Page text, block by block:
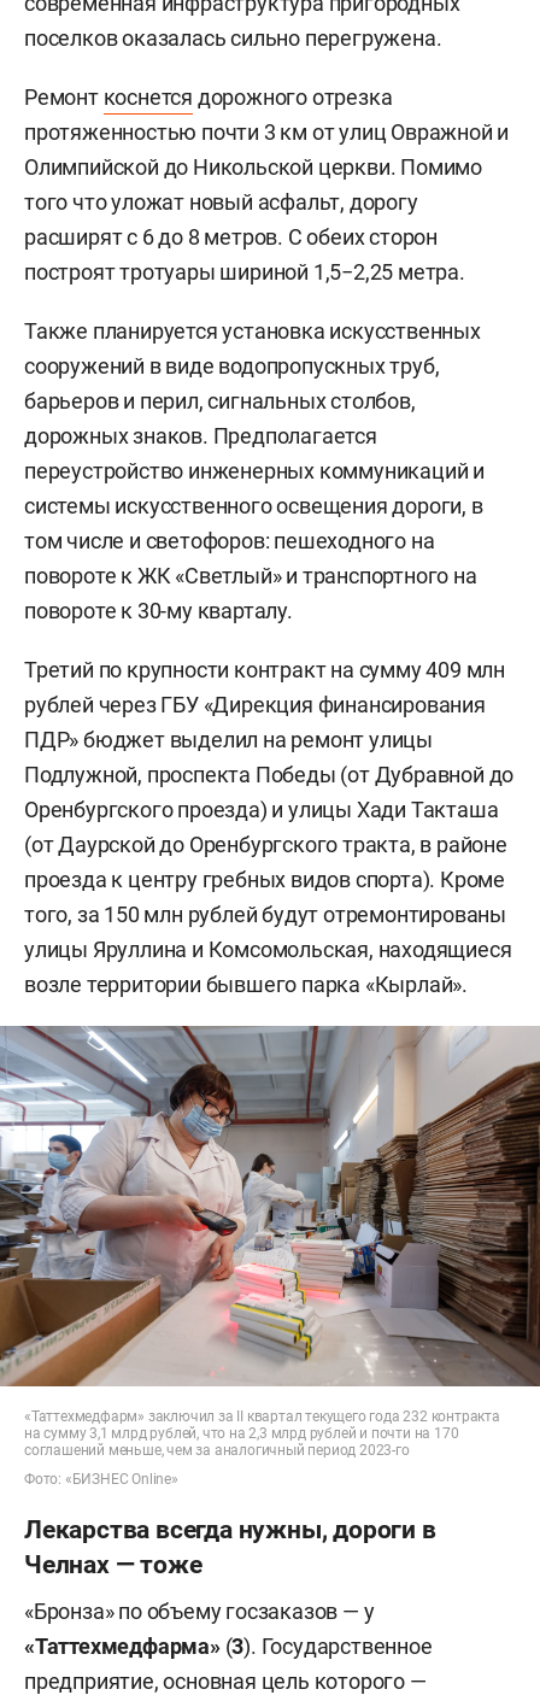
поселков оказалась сильно перегружена.
Ремонт коснется дорожного отрезка
протяженностью почти 3 км от улиц Овражной и
Олимпийской до Никольской церкви. Помимо
того что уложат новый асфальт, дорогу
расширят с 6 до 8 метров. С обеих сторон
построят тротуары шириной 1,5−2,25 метра.
Также планируется установка искусственных
сооружений в виде водопропускных труб,
барьеров и перил, сигнальных столбов,
дорожных знаков. Предполагается
переустройство инженерных коммуникаций и
системы искусственного освещения дороги, в
том числе и светофоров: пешеходного на
повороте к ЖК «Светлый» и транспортного на
повороте к 30-му кварталу.
Третий по крупности контракт на сумму 409 млн
рублей через ГБУ «Дирекция финансирования
ПДР» бюджет выделил на ремонт улицы
Подлужной, проспекта Победы (от Дубравной до
Оренбургского проезда) и улицы Хади Такташа
(от Даурской до Оренбургского тракта, в районе
проезда к центру гребных видов спорта). Кроме
того, за 150 млн рублей будут отремонтированы
улицы Яруллина и Комсомольская, находящиеся
возле территории бывшего парка «Кырлай».
«Таттехмедфарм» заключил за II квартал текущего года 232 контракта
на сумму 3,1 млрд рублей, что на 2,3 млрд рублей и почти на 170
соглашений меньше, чем за аналогичный период 2023-го
Фото: «БИЗНЕС Online»
Лекарства всегда нужны, дороги в
Челнах — тоже
«Бронза» по объему госзаказов — у
«Таттехмедфарма» (3). Государственное
предприятие, основная цель которого —